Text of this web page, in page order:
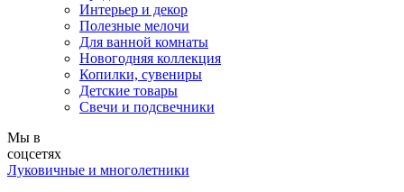
Интерьер и декор
Полезные мелочи
Для ванной комнаты
Новогодняя коллекция
Копилки, сувениры
Детские товары
Свечи и подсвечники
Мы в
соцсетях
Луковичные и многолетники